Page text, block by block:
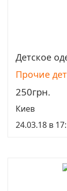
Детское
Прочие
250грн.
Киев
24.03.18 в